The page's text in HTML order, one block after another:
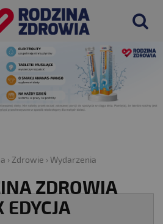
› Zdrowie › Wydarzenia
ZDROWIA
EDYCJA